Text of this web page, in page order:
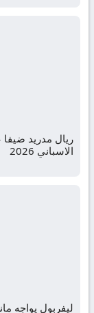
ريال مدريد ضيفا
الاسباني 2026
ليفربول يواجه